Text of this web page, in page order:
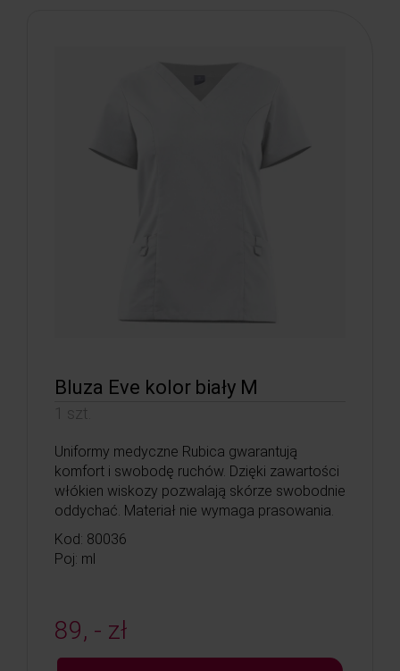
Bluza Eve kolor biały M
1 szt.
Uniformy medyczne Rubica gwarantują
komfort i swobodę ruchów. Dzięki zawartości
włókien wiskozy pozwalają skórze swobodnie
oddychać. Materiał nie wymaga prasowania.
Kod: 80036
Poj: ml
89, - zł